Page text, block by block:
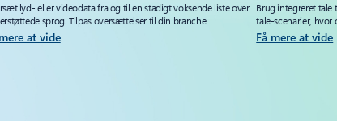
lyd- eller videodata fra og til en stadigt voksende liste over
sprog. Tilpas oversættelser til din branche.
at vide
Brug integreret tale
tale-scenarier,
Få mere at vide